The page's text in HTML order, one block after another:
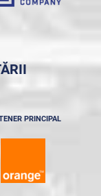
PRINCIPAL